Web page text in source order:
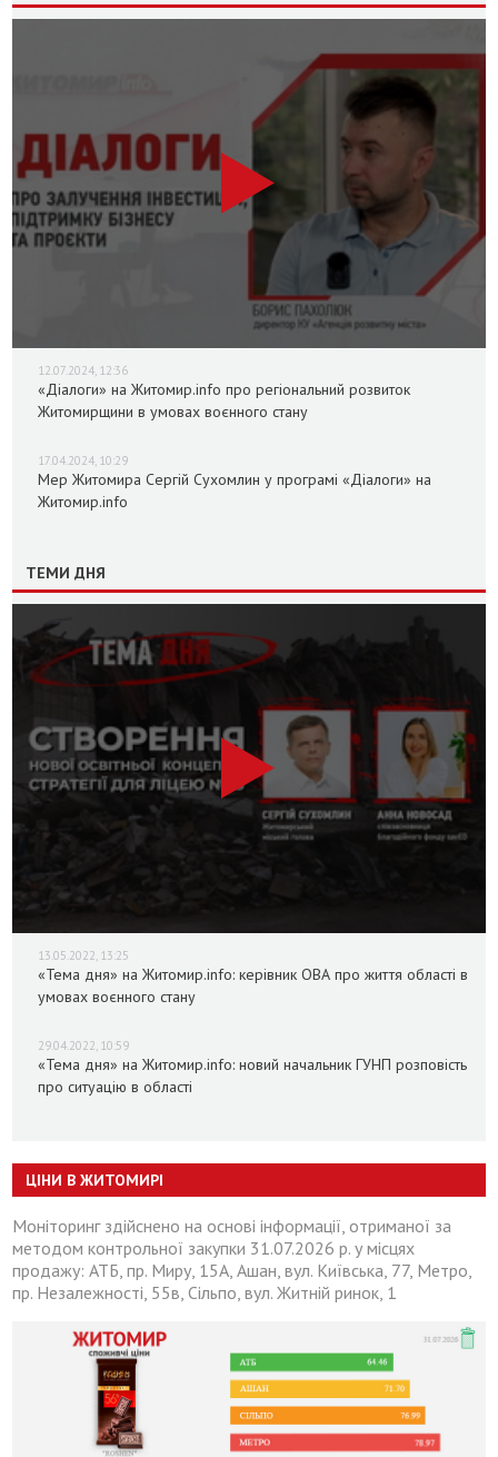
12.07.2024, 12:36
«Діалоги» на Житомир.info про регіональний розвиток
Житомирщини в умовах воєнного стану
17.04.2024, 10:29
Мер Житомира Сергій Сухомлин у програмі «Діалоги» на
Житомир.info
ТЕМИ ДНЯ
13.05.2022, 13:25
«Тема дня» на Житомир.info: керівник ОВА про життя області в
умовах воєнного стану
29.04.2022, 10:59
«Тема дня» на Житомир.info: новий начальник ГУНП розповість
про ситуацію в області
ЦІНИ В ЖИТОМИРІ
Моніторинг здійснено на основі інформації, отриманої за
методом контрольної закупки 31.07.2026 р. у місцях
продажу: АТБ, пр. Миру, 15А, Ашан, вул. Київська, 77, Метро,
пр. Незалежності, 55в, Сільпо, вул. Житній ринок, 1